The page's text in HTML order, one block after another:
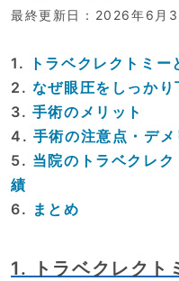
最終更新日：2026年6月3
1.
トラベクレクトミー
2. なぜ眼圧をしっか
3. 手術のメリット
4. 手術の注意点・デメ
5. 当院のトラベクレ
績
6. まとめ
1. トラベクレクト